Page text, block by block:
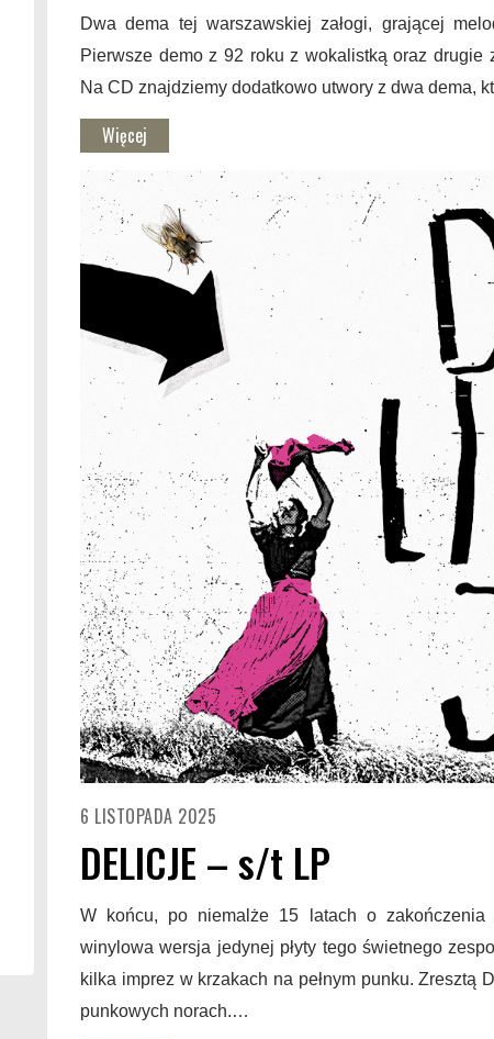
Dwa dema tej warszawskiej załogi, grającej
Pierwsze demo z 92 roku z wokalistką oraz drugie
Na CD znajdziemy dodatkowo utwory z dwa dema,
Więcej
6 LISTOPADA 2025
DELICJE – s/t LP
W końcu, po niemalże 15 latach o zakończenia
winylowa wersja jedynej płyty tego świetnego
kilka imprez w krzakach na pełnym punku. Zresztą
punkowych norach.…